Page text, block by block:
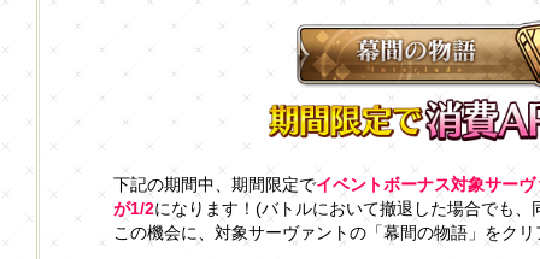
下記の期間中、期間限定でイベントボーナス対象サー
が1/2になります！(バトルにおいて撤退した場合でも、
この機会に、対象サーヴァントの「幕間の物語」をク